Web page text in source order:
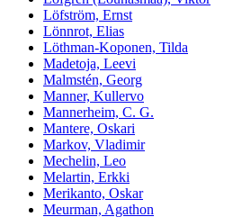
Löfström, Ernst
Lönnrot, Elias
Löthman-Koponen, Tilda
Madetoja, Leevi
Malmstén, Georg
Manner, Kullervo
Mannerheim, C. G.
Mantere, Oskari
Markov, Vladimir
Mechelin, Leo
Melartin, Erkki
Merikanto, Oskar
Meurman, Agathon